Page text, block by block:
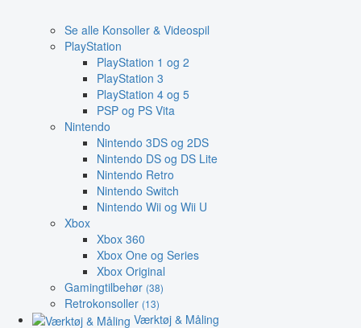
Se alle Konsoller & Videospil
PlayStation
PlayStation 1 og 2
PlayStation 3
PlayStation 4 og 5
PSP og PS Vita
Nintendo
Nintendo 3DS og 2DS
Nintendo DS og DS Lite
Nintendo Retro
Nintendo Switch
Nintendo Wii og Wii U
Xbox
Xbox 360
Xbox One og Series
Xbox Original
Gamingtilbehør (38)
Retrokonsoller (13)
Værktøj & Måling